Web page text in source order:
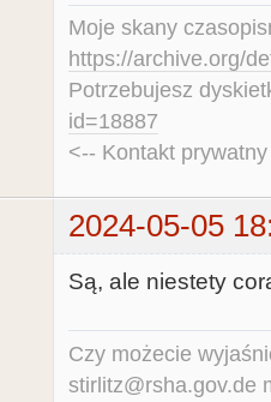
Moje skany
https://archive.org/
Potrzebujesz
id=18887
<-- Kontakt
2024-05-05
Są, ale niestety
Czy możecie
stirlitz@rsha.gov.de